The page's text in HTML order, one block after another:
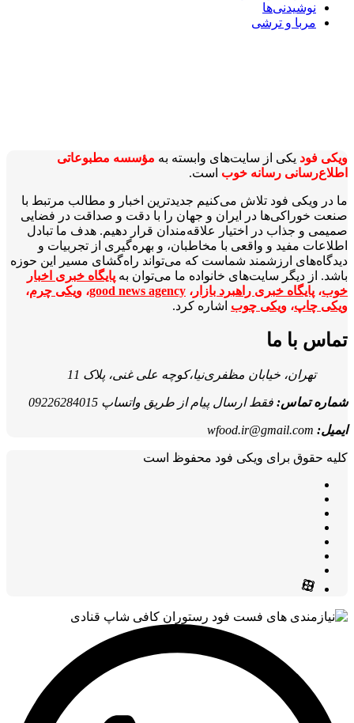
نوشیدنی‌ها
مربا و ترشی
ویکی‌ فود یکی از سایت‌های وابسته به مؤسسه مطبوعاتی
اطلاع‌رسانی رسانه خوب است.
ما در ویکی‌ فود تلاش می‌کنیم جدیدترین اخبار و مطالب مرتبط با
صنعت خوراکی‌ها در ایران و جهان را با دقت و صداقت در فضایی
صمیمی و جذاب در اختیار علاقه‌مندان قرار دهیم. هدف ما تبادل
اطلاعات مفید و واقعی با مخاطبان، و بهره‌گیری از تجربیات و
دیدگاه‌های ارزشمند شماست که می‌تواند راه‌گشای مسیر این حوزه
باشد. از دیگر سایت‌های خانواده ما می‌توان به پایگاه خبری اخبار
خوب، پایگاه خبری راهبرد بازار ، good news agency، ویکی چرم،
ویکی چاپ، ویکی چوب اشاره کرد.
تماس با ما
تهران، خیابان مظفری‌نیا،کوچه علی غنی، پلاک 11
شماره تماس: فقط ارسال پیام از طریق واتساپ 09226284015
ایمیل: wfood.ir@gmail.com
کلیه حقوق برای ویکی فود محفوظ است